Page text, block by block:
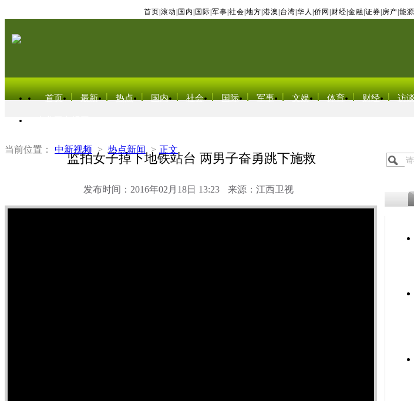
首页 滚动 国内 国际 军事 社会 地方 港澳 台湾 华人 侨网 财经 金融 证券 房产 能源
首页 最新 热点 国内 社会 国际 军事 文娱 体育 财经 访
当前位置： 中新视频 > 热点新闻 > 正文
监拍女子掉下地铁站台 两男子奋勇跳下施救
发布时间：2016年02月18日 13:23 来源：江西卫视